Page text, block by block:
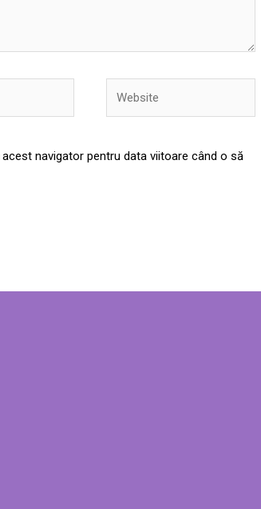
navigator pentru data viitoare când o să